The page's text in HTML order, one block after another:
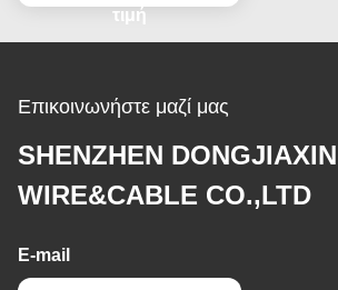
20AWG βιομηχανικό
τιμή
Επικοινωνήστε μαζί μας
SHENZHEN DONGJIAXIN
WIRE&CABLE CO.,LTD
E-mail